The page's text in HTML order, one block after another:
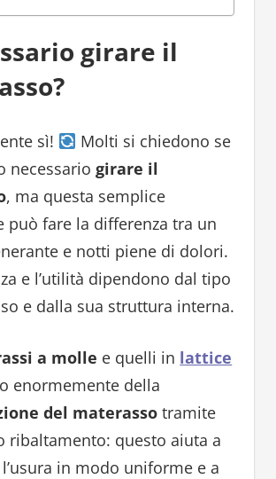
girare il
sì!
Molti si chiedono se
necessario girare il
, ma questa semplice
può fare la differenza tra un
e notti piene di dolori.
e l’utilità dipendono dal tipo
e dalla sua struttura interna.
a molle e quelli in lattice
enormemente della
del materassotramite
ribaltamento: questo aiuta a
in modo uniforme e a